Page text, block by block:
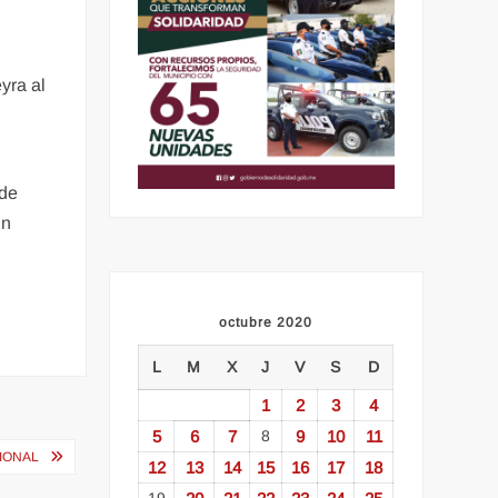
al
octubre 2020
L M X J V S D
1 2 3
4
5
6 7 8 9 10
11
12
13 14 15 16 17 18